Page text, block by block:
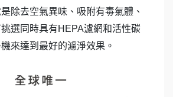
除去空氣異味、吸附有毒氣體、
選同時具有HEPA濾網和活性碳
來達到最好的濾淨效果。